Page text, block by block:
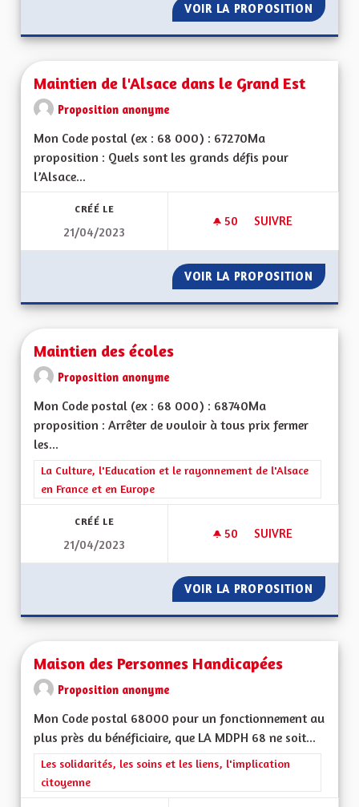
VOIR LA PROPOSITION MA
Maintien de l'Alsace dans le Grand Est
Proposition anonyme
Mon Code postal (ex : 68 000) : 67270Ma
proposition : Quels sont les grands défis pour
l’Alsace...
CRÉÉ LE
21/04/2023
50 50 ABONNÉS
SUIVRE
VOIR LA PROPOSITION
Maintien des écoles
Proposition anonyme
Mon Code postal (ex : 68 000) : 68740Ma
proposition : Arrêter de vouloir à tous prix fermer
les...
Filtrer les résultats de la catégorie : La Culture, l'Education et
La Culture, l'Education et le rayonnement de l'Alsace
en France et en Europe
CRÉÉ LE
21/04/2023
50 50 ABONNÉS
SUIVRE
VOIR LA PROPOSITION
Maison des Personnes Handicapées
Proposition anonyme
Mon Code postal 68000 pour un fonctionnement au
plus près du bénéficiaire, que LA MDPH 68 ne soit...
Filtrer les résultats de la catégorie : Les solidarités, les soins
Les solidarités, les soins et les liens, l'implication
citoyenne